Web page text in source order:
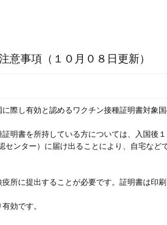
事項（１０月０８日更新）
際し有効と認めるワクチン接種証明書対象
明書を所持している方については、入国後
ンター）に届け出ることにより、自宅な
所に提出することが必要です。証明書は印刷
効です。